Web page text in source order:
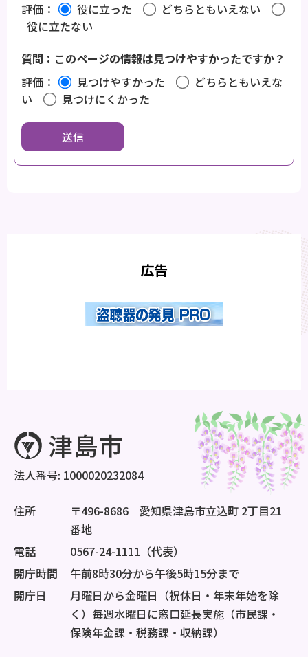
評価：
役に立った
どちらともいえない
役に立たない
質問：このページの情報は見つけやすかったですか？
評価：
見つけやすかった
どちらともいえな
い
見つけにくかった
広告
法人番号: 1000020232084
住所
〒496-8686 愛知県津島市立込町 2丁目21
番地
電話
0567-24-1111（代表）
開庁時間
午前8時30分から午後5時15分まで
開庁日
月曜日から金曜日（祝休日・年末年始を除
く）毎週水曜日に窓口延長実施（市民課・
保険年金課・税務課・収納課）